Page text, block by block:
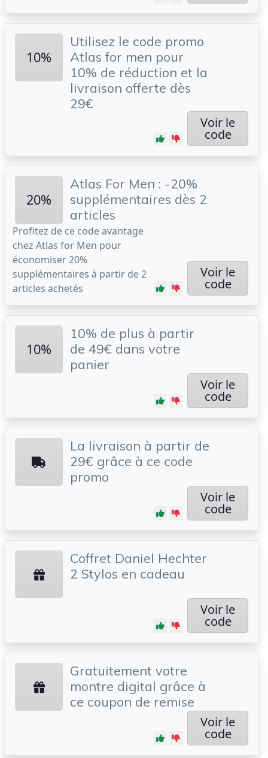
10%
Utilisez le code promo
Atlas for men pour
10% de réduction et la
livraison offerte dès
29€
Voir le
code
20%
Atlas For Men : -20%
supplémentaires dès 2
articles
Profitez de ce code avantage
chez Atlas for Men pour
économiser 20%
supplémentaires à partir de 2
articles achetés
Voir le
code
10%
10% de plus à partir
de 49€ dans votre
panier
Voir le
code
La livraison à partir de
29€ grâce à ce code
promo
Voir le
code
Coffret Daniel Hechter
2 Stylos en cadeau
Voir le
code
Gratuitement votre
montre digital grâce à
ce coupon de remise
Voir le
code